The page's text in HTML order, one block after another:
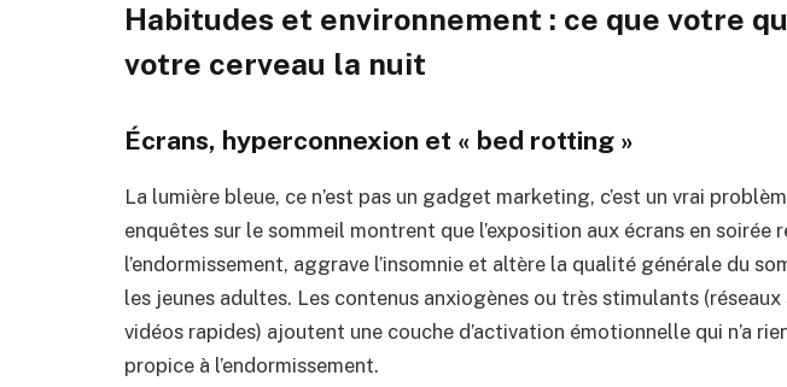
Habitudes et environnement : ce que votre
votre cerveau la nuit
Écrans, hyperconnexion et « bed rotting »
La lumière bleue, ce n’est pas un gadget marketing, c’est un vrai
enquêtes sur le sommeil montrent que l’exposition aux écrans en soirée
l’endormissement, aggrave l’insomnie et altère la qualité générale du
les jeunes adultes. Les contenus anxiogènes ou très stimulants
vidéos rapides) ajoutent une couche d’activation émotionnelle qui n’a
propice à l’endormissement.